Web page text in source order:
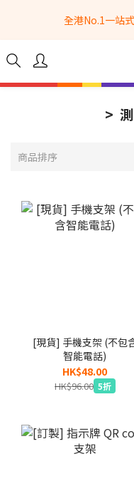
全港No.1一站
全港No.1一站
選購現貨產品全單滿
於急單, 訂
>
商品排序
[現貨] 手機支架 (不包
智能電話)
HK$48.00
HK$96.00 5折